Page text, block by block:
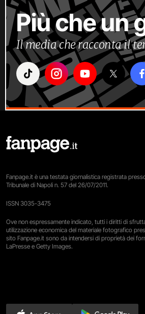
Più che un
Il media che racconta il
Fanpage.it è una testata giornalistica registrata
Tribunale di Napoli n. 57 del 26/07/2011.
ISSN 3035-3475
Ove non espressamente indicato, tutti i diritti di
utilizzazione economica del materiale fotografico
sito Fanpage.it sono da intendersi di proprietà dei
LaPresse e Getty Images.